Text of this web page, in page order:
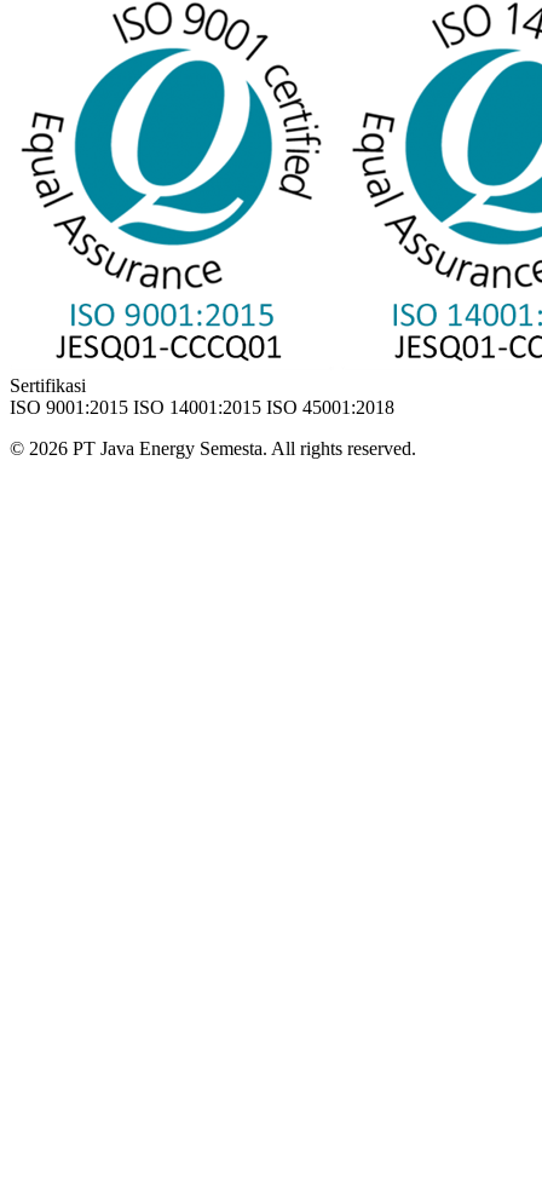
Sertifikasi
ISO 9001:2015 ISO 14001:2015 ISO 45001:2018
© 2026 PT Java Energy Semesta. All rights reserved.